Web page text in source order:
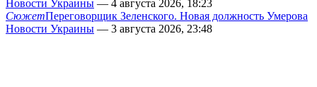
Новости Украины — 4 августа 2026, 18:23
СюжетПереговорщик Зеленского. Новая должность Умерова
Новости Украины — 3 августа 2026, 23:48